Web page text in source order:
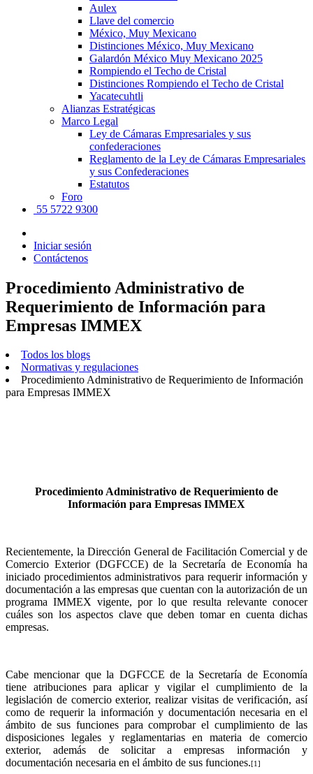
Aulex
Llave del comercio
México, Muy Mexicano
Distinciones México, Muy Mexicano
Galardón México Muy Mexicano 2025
Rompiendo el Techo de Cristal
Distinciones Rompiendo el Techo de Cristal
Yacatecuhtli
Alianzas Estratégicas
Marco Legal
Ley de Cámaras Empresariales y sus
confederaciones
Reglamento de la Ley de Cámaras Empresariales
y sus Confederaciones
Estatutos
Foro
55 5722 9300
Iniciar sesión
Contáctenos
Procedimiento Administrativo de
Requerimiento de Información para
Empresas IMMEX
Todos los blogs
Normativas y regulaciones
Procedimiento Administrativo de Requerimiento de Información
para Empresas IMMEX
Procedimiento Administrativo de Requerimiento de
Información para Empresas IMMEX
Recientemente, la Dirección General de Facilitación Comercial y de
Comercio Exterior (DGFCCE) de la Secretaría de Economía ha
iniciado procedimientos administrativos para requerir información y
documentación a las empresas que cuentan con la autorización de un
programa IMMEX vigente, por lo que resulta relevante conocer
cuáles son los aspectos clave que deben tomar en cuenta dichas
empresas.
Cabe mencionar que la DGFCCE de la Secretaría de Economía
tiene atribuciones para aplicar y vigilar el cumplimiento de la
legislación de comercio exterior, realizar visitas de verificación, así
como de requerir la información y documentación necesaria en el
ámbito de sus funciones para comprobar el cumplimiento de las
disposiciones legales y reglamentarias en materia de comercio
exterior, además de solicitar a empresas información y
documentación necesaria en el ámbito de sus funciones.[1]